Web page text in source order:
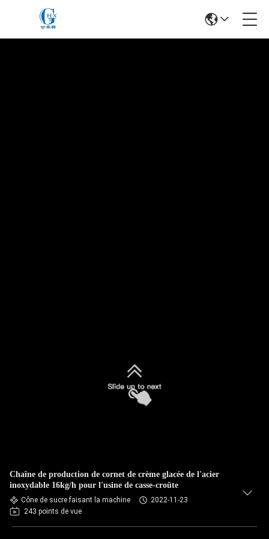
Chaîne de production de cornet de crème glacée de l'acier
inoxydable 16kg/h pour l'usine de casse-croûte
Cône de sucre faisant la machine
2022-11-23
243 points de vue